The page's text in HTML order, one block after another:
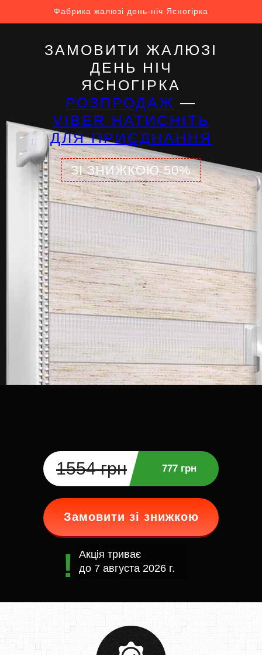
Фабрика жалюзі день-ніч Ясногірка
ЗАМОВИТИ ЖАЛЮЗІ
ДЕНЬ НІЧ
ЯСНОГІРКА
РОЗПРОДАЖ —
VIBER НАТИСНІТЬ
ДЛЯ ПРИЄДНАННЯ
ЗІ ЗНИЖКОЮ 50%
1554 грн 777 грн
Замовити зі знижкою
Акція триває
до 7 августа 2026 г.